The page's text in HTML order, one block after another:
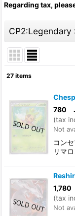
Regarding tax,
CP2:Legendary
In Stock
Sort by:
27 items
780
(tax
Not
コン
リマ
1,780
(tax
Not